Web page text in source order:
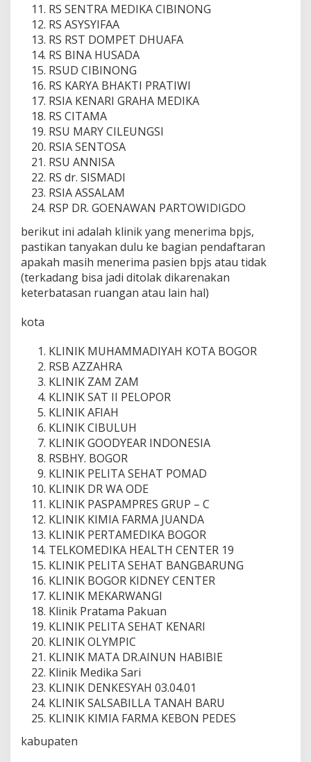
RS SENTRA MEDIKA CIBINONG
RS ASYSYIFAA
RS RST DOMPET DHUAFA
RS BINA HUSADA
RSUD CIBINONG
RS KARYA BHAKTI PRATIWI
RSIA KENARI GRAHA MEDIKA
RS CITAMA
RSU MARY CILEUNGSI
RSIA SENTOSA
RSU ANNISA
RS dr. SISMADI
RSIA ASSALAM
RSP DR. GOENAWAN PARTOWIDIGDO
berikut ini adalah klinik yang menerima bpjs,
pastikan tanyakan dulu ke bagian pendaftaran
apakah masih menerima pasien bpjs atau tidak
(terkadang bisa jadi ditolak dikarenakan
keterbatasan ruangan atau lain hal)
kota
KLINIK MUHAMMADIYAH KOTA BOGOR
RSB AZZAHRA
KLINIK ZAM ZAM
KLINIK SAT II PELOPOR
KLINIK AFIAH
KLINIK CIBULUH
KLINIK GOODYEAR INDONESIA
RSBHY. BOGOR
KLINIK PELITA SEHAT POMAD
KLINIK DR WA ODE
KLINIK PASPAMPRES GRUP – C
KLINIK KIMIA FARMA JUANDA
KLINIK PERTAMEDIKA BOGOR
TELKOMEDIKA HEALTH CENTER 19
KLINIK PELITA SEHAT BANGBARUNG
KLINIK BOGOR KIDNEY CENTER
KLINIK MEKARWANGI
Klinik Pratama Pakuan
KLINIK PELITA SEHAT KENARI
KLINIK OLYMPIC
KLINIK MATA DR.AINUN HABIBIE
Klinik Medika Sari
KLINIK DENKESYAH 03.04.01
KLINIK SALSABILLA TANAH BARU
KLINIK KIMIA FARMA KEBON PEDES
kabupaten